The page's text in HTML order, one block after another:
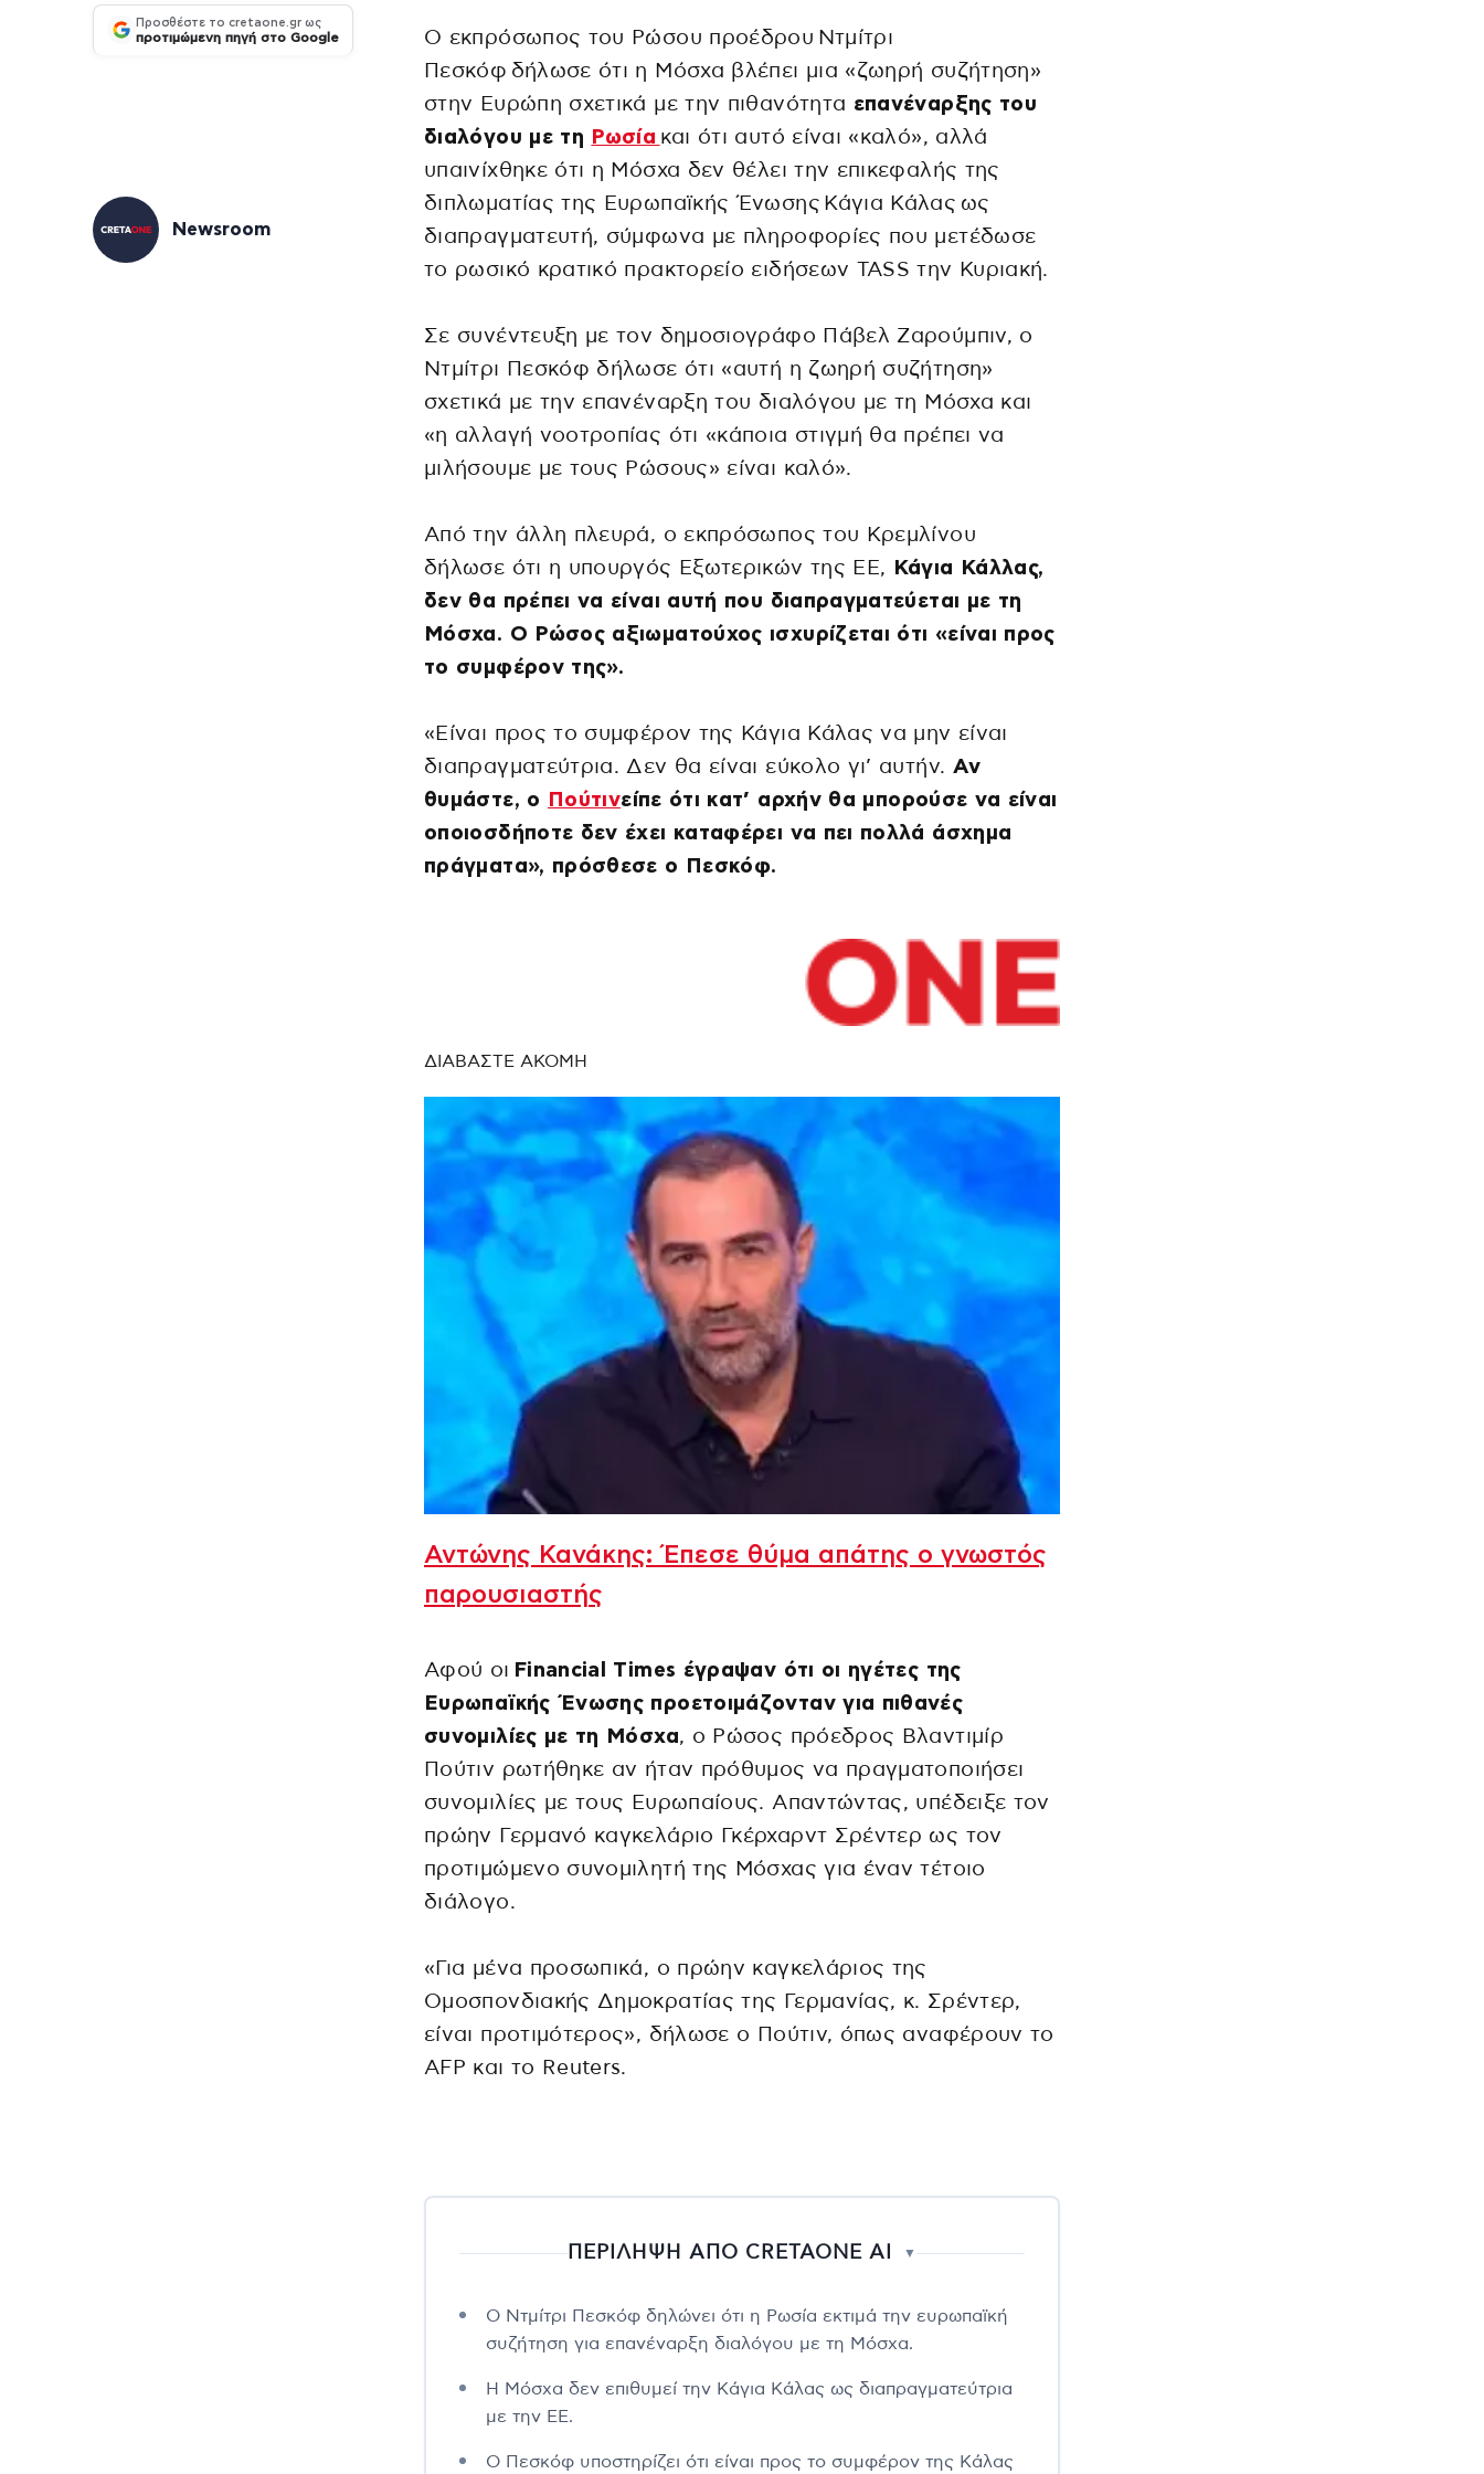
Προσθέστε το cretaone.gr ως
προτιμώμενη πηγή στο Google
Newsroom
Ο εκπρόσωπος του Ρώσου προέδρου Ντμίτρι
Πεσκόφ δήλωσε ότι η Μόσχα βλέπει μια «ζωηρή συζήτηση»
στην Ευρώπη σχετικά με την πιθανότητα επανέναρξης του
διαλόγου με τη Ρωσία και ότι αυτό είναι «καλό», αλλά
υπαινίχθηκε ότι η Μόσχα δεν θέλει την επικεφαλής της
διπλωματίας της Ευρωπαϊκής Ένωσης Κάγια Κάλας ως
διαπραγματευτή, σύμφωνα με πληροφορίες που μετέδωσε
το ρωσικό κρατικό πρακτορείο ειδήσεων TASS την Κυριακή.
Σε συνέντευξη με τον δημοσιογράφο Πάβελ Ζαρούμπιν, ο
Ντμίτρι Πεσκόφ δήλωσε ότι «αυτή η ζωηρή συζήτηση»
σχετικά με την επανέναρξη του διαλόγου με τη Μόσχα και
«η αλλαγή νοοτροπίας ότι «κάποια στιγμή θα πρέπει να
μιλήσουμε με τους Ρώσους» είναι καλό».
Από την άλλη πλευρά, ο εκπρόσωπος του Κρεμλίνου
δήλωσε ότι η υπουργός Εξωτερικών της ΕΕ,
Κάγια Κάλλας,
δεν θα πρέπει να είναι αυτή που διαπραγματεύεται με τη
Μόσχα. O Ρώσος αξιωματούχος ισχυρίζεται ότι «είναι προς
το συμφέρον της».
«Είναι προς το συμφέρον της Κάγια Κάλας να μην είναι
διαπραγματεύτρια. Δεν θα είναι εύκολο γι’ αυτήν. Αν
θυμάστε, ο
Πούτινείπε ότι κατ’ αρχήν θα μπορούσε να είναι
οποιοσδήποτε δεν έχει καταφέρει να πει πολλά άσχημα
πράγματα», πρόσθεσε ο Πεσκόφ.
ΔΙΑΒΑΣΤΕ ΑΚΟΜΗ
Αντώνης Κανάκης: Έπεσε θύμα απάτης ο γνωστός
παρουσιαστής
Αφού οι Financial Times έγραψαν ότι οι ηγέτες της
Ευρωπαϊκής Ένωσης προετοιμάζονταν για πιθανές
συνομιλίες με τη Μόσχα, ο Ρώσος πρόεδρος Βλαντιμίρ
Πούτιν ρωτήθηκε αν ήταν πρόθυμος να πραγματοποιήσει
συνομιλίες με τους Ευρωπαίους. Απαντώντας, υπέδειξε τον
πρώην Γερμανό καγκελάριο Γκέρχαρντ Σρέντερ ως τον
προτιμώμενο συνομιλητή της Μόσχας για έναν τέτοιο
διάλογο.
«Για μένα προσωπικά, ο πρώην καγκελάριος της
Ομοσπονδιακής Δημοκρατίας της Γερμανίας, κ. Σρέντερ,
είναι προτιμότερος», δήλωσε ο Πούτιν, όπως αναφέρουν το
AFP και το Reuters.
ΠΕΡΙΛΗΨΗ ΑΠΟ CRETAONE AI ▼
Ο Ντμίτρι Πεσκόφ δηλώνει ότι η Ρωσία εκτιμά την ευρωπαϊκή
συζήτηση για επανέναρξη διαλόγου με τη Μόσχα.
Η Μόσχα δεν επιθυμεί την Κάγια Κάλας ως διαπραγματεύτρια
με την ΕΕ.
Ο Πεσκόφ υποστηρίζει ότι είναι προς το συμφέρον της Κάλας